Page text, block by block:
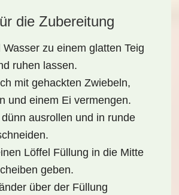
die Zubereitung
Wasser zu einem glatten Teig
ruhen lassen.
mit gehackten Zwiebeln,
und einem Ei vermengen.
dünn ausrollen und in runde
Löffel Füllung in die Mitte
geben.
über der Füllung